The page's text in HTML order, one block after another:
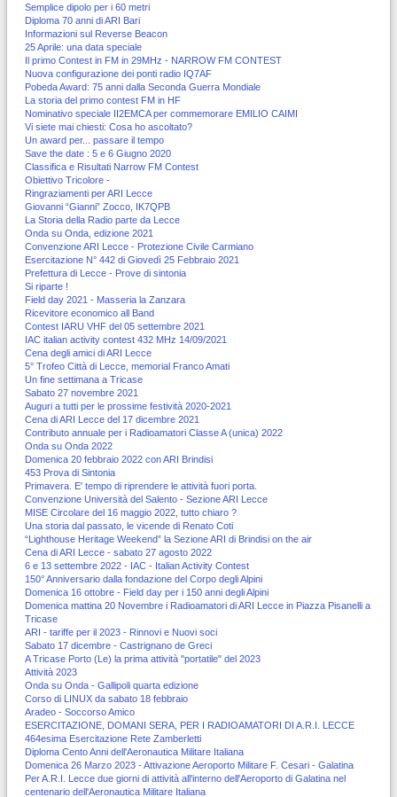
Semplice dipolo per i 60 metri
Diploma 70 anni di ARI Bari
Informazioni sul Reverse Beacon
25 Aprile: una data speciale
Il primo Contest in FM in 29MHz - NARROW FM CONTEST
Nuova configurazione dei ponti radio IQ7AF
Pobeda Award: 75 anni dalla Seconda Guerra Mondiale
La storia del primo contest FM in HF
Nominativo speciale II2EMCA per commemorare EMILIO CAIMI
Vi siete mai chiesti: Cosa ho ascoltato?
Un award per... passare il tempo
Save the date : 5 e 6 Giugno 2020
Classifica e Risultati Narrow FM Contest
Obiettivo Tricolore -
Ringraziamenti per ARI Lecce
Giovanni “Gianni” Zocco, IK7QPB
La Storia della Radio parte da Lecce
Onda su Onda, edizione 2021
Convenzione ARI Lecce - Protezione Civile Carmiano
Esercitazione N° 442 di Giovedì 25 Febbraio 2021
Prefettura di Lecce - Prove di sintonia
Si riparte !
Field day 2021 - Masseria la Zanzara
Ricevitore economico all Band
Contest IARU VHF del 05 settembre 2021
IAC italian activity contest 432 MHz 14/09/2021
Cena degli amici di ARI Lecce
5° Trofeo Città di Lecce, memorial Franco Amati
Un fine settimana a Tricase
Sabato 27 novembre 2021
Auguri a tutti per le prossime festività 2020-2021
Cena di ARI Lecce del 17 dicembre 2021
Contributo annuale per i Radioamatori Classe A (unica) 2022
Onda su Onda 2022
Domenica 20 febbraio 2022 con ARI Brindisi
453 Prova di Sintonia
Primavera. E' tempo di riprendere le attività fuori porta.
Convenzione Università del Salento - Sezione ARI Lecce
MISE Circolare del 16 maggio 2022, tutto chiaro ?
Una storia dal passato, le vicende di Renato Coti
“Lighthouse Heritage Weekend” la Sezione ARI di Brindisi on the air
Cena di ARI Lecce - sabato 27 agosto 2022
6 e 13 settembre 2022 - IAC - Italian Activity Contest
150° Anniversario dalla fondazione del Corpo degli Alpini
Domenica 16 ottobre - Field day per i 150 anni degli Alpini
Domenica mattina 20 Novembre i Radioamatori di ARI Lecce in Piazza Pisanelli a
Tricase
ARI - tariffe per il 2023 - Rinnovi e Nuovi soci
Sabato 17 dicembre - Castrignano de Greci
A Tricase Porto (Le) la prima attività "portatile" del 2023
Attività 2023
Onda su Onda - Gallipoli quarta edizione
Corso di LINUX da sabato 18 febbraio
Aradeo - Soccorso Amico
ESERCITAZIONE, DOMANI SERA, PER I RADIOAMATORI DI A.R.I. LECCE
464esima Esercitazione Rete Zamberletti
Diploma Cento Anni dell'Aeronautica Militare Italiana
Domenica 26 Marzo 2023 - Attivazione Aeroporto Militare F. Cesari - Galatina
Per A.R.I. Lecce due giorni di attività all'interno dell'Aeroporto di Galatina nel
centenario dell'Aeronautica Militare Italiana